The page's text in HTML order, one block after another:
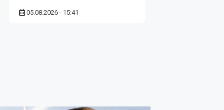
05.08.2026 - 15:41